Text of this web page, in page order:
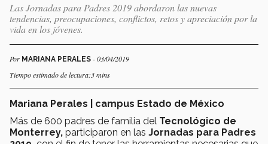
Las Jornadas para Padres 2019 abordaron las nuevas
tendencias, preocupaciones, conflictos, retos y apreciación por la
vida en los jóvenes.
Por MARIANA PERALES - 03/04/2019
Tiempo estimado de lectura:3 mins
Mariana Perales | campus Estado de México
Más de 600 padres de familia del Tecnológico de
Monterrey, participaron en las Jornadas para Padres